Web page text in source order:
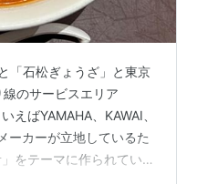
「石松ぎょうざ」と東京
のサービスエリア
えばYAMAHA、KAWAI、
ーカーが立地しているた
をテーマに作られてい